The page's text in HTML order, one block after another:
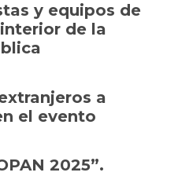
y equipos de
de la
a
el evento
2025”.